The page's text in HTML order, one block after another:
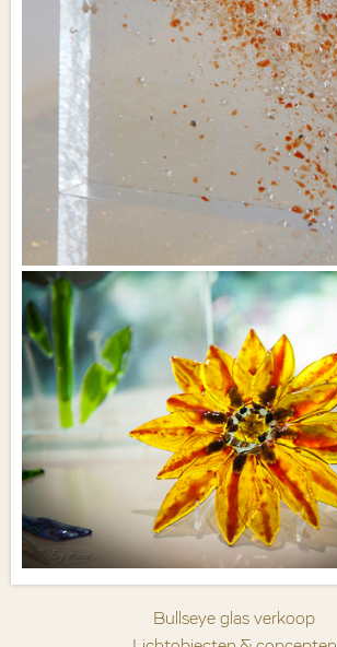
Bullseye glas verkoop